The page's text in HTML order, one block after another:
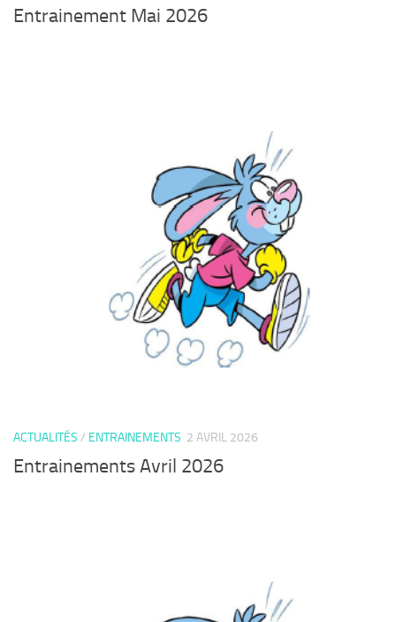
Entrainement Mai 2026
ACTUALITÉS / ENTRAINEMENTS 2 AVRIL 2026
Entrainements Avril 2026